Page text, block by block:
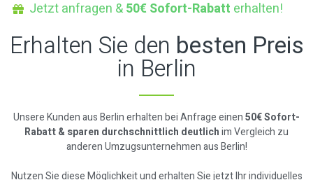
Jetzt anfragen &50€ Sofort-Rabatt erhalten!
Erhalten Sie den besten Preis
in Berlin
Unsere Kunden aus Berlin erhalten bei Anfrage einen50€ Sofort-
Rabatt & sparen durchschnittlich deutlichim Vergleich zu
anderen Umzugsunternehmen aus Berlin!
Nutzen Sie diese Möglichkeit und erhalten Sie jetzt Ihr individuelles